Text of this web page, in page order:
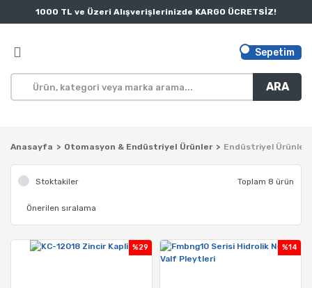
1000 TL ve Üzeri Alışverişlerinizde KARGO ÜCRETSİZ!
ARA
Sepetim
Anasayfa Otomasyon & Endüstriyel Ürünler Endüstriyel Ürünler
Stoktakiler Toplam 8 ürün
%29 %14